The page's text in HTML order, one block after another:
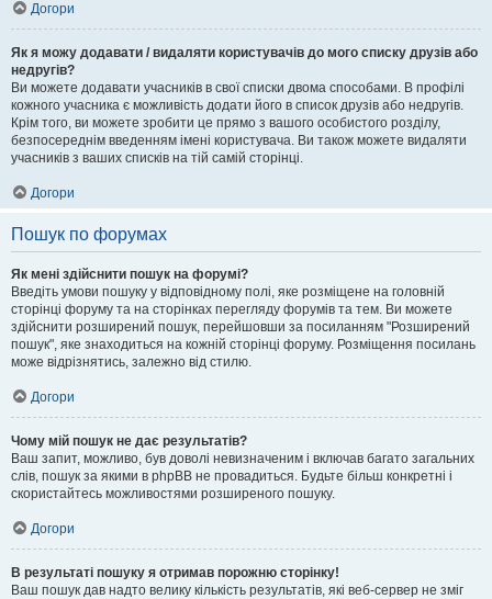
Догори
Як я можу додавати / видаляти користувачів до мого списку друзів або
недругів?
Ви можете додавати учасників в свої списки двома способами. В профілі
кожного учасника є можливість додати його в список друзів або недругів.
Крім того, ви можете зробити це прямо з вашого особистого розділу,
безпосереднім введенням імені користувача. Ви також можете видаляти
учасників з ваших списків на тій самій сторінці.
Догори
Пошук по форумах
Як мені здійснити пошук на форумі?
Введіть умови пошуку у відповідному полі, яке розміщене на головній
сторінці форуму та на сторінках перегляду форумів та тем. Ви можете
здійснити розширений пошук, перейшовши за посиланням "Розширений
пошук", яке знаходиться на кожній сторінці форуму. Розміщення посилань
може відрізнятись, залежно від стилю.
Догори
Чому мій пошук не дає результатів?
Ваш запит, можливо, був доволі невизначеним і включав багато загальних
слів, пошук за якими в phpBB не провадиться. Будьте більш конкретні і
скористайтесь можливостями розширеного пошуку.
Догори
В результаті пошуку я отримав порожню сторінку!
Ваш пошук дав надто велику кількість результатів, які веб-сервер не зміг